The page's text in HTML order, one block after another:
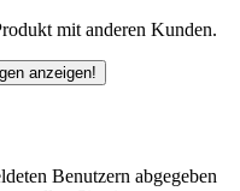
mit anderen Kunden.
anzeigen!
Benutzern abgegeben